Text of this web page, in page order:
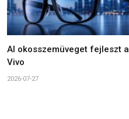
AI okosszemüveget fejleszt a
Vivo
2026-07-27